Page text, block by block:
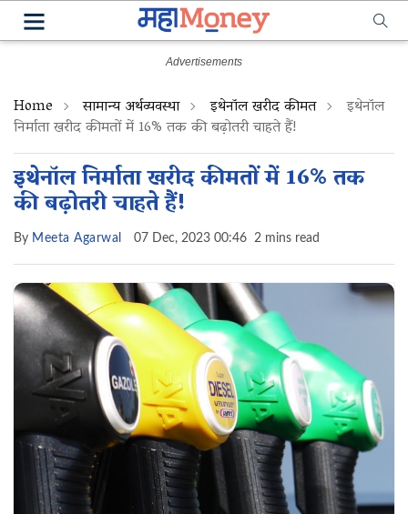
Home सामान्य अर्थव्यवस्था इथेनॉल खरीद कीमत इथेनॉल
निर्माता खरीद कीमतों में 16% तक की बढ़ोतरी चाहते हैं!
इथेनॉल निर्माता खरीद कीमतों में 16% तक
की बढ़ोतरी चाहते हैं!
By Meeta Agarwal 07 Dec, 2023 00:46 2 mins read